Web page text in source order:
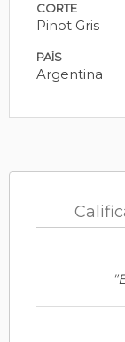
CORTE
Pinot Gris
PAÍS
Argentina